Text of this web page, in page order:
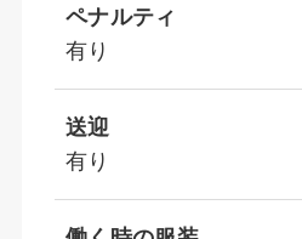
ペナルティ
有り
送迎
有り